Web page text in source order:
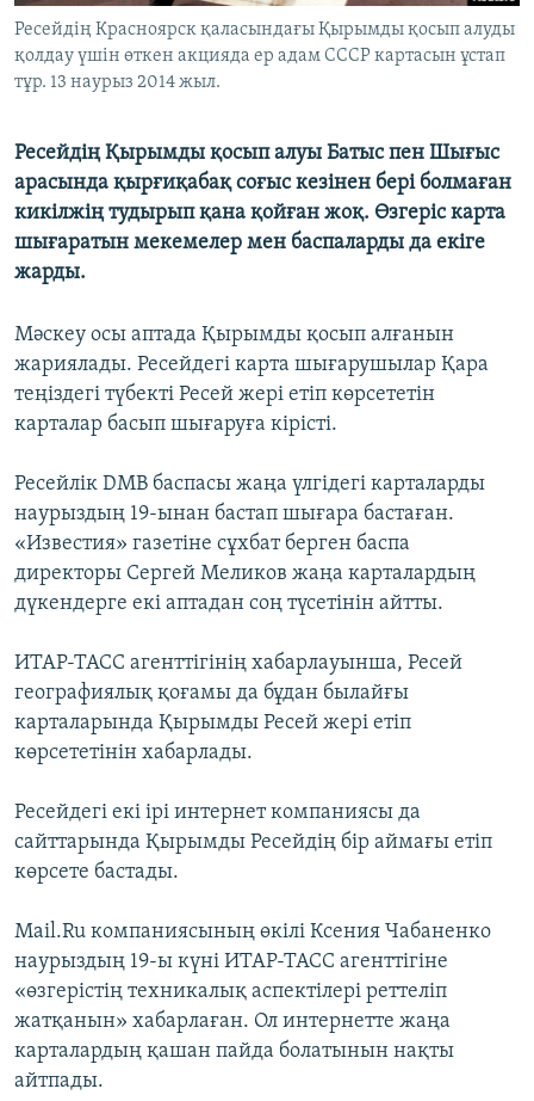
Басқа тілдерде
Ресейдің Красноярск қаласындағы Қырымды қосып алуды
қолдау үшін өткен акцияда ер адам СССР картасын ұстап
тұр. 13 наурыз 2014 жыл.
Ресейдің Қырымды қосып алуы Батыс пен Шығыс
арасында қырғиқабақ соғыс кезінен бері болмаған
кикілжің тудырып қана қойған жоқ. Өзгеріс карта
шығаратын мекемелер мен баспаларды да екіге
жарды.
Мәскеу осы аптада Қырымды қосып алғанын
жариялады. Ресейдегі карта шығарушылар Қара
теңіздегі түбекті Ресей жері етіп көрсететін
карталар басып шығаруға кірісті.
Ресейлік DMB баспасы жаңа үлгідегі карталарды
наурыздың 19-ынан бастап шығара бастаған.
«Известия» газетіне сұхбат берген баспа
директоры Сергей Меликов жаңа карталардың
дүкендерге екі аптадан соң түсетінін айтты.
ИТАР-ТАСС агенттігінің хабарлауынша, Ресей
географиялық қоғамы да бұдан былайғы
карталарында Қырымды Ресей жері етіп
көрсететінін хабарлады.
Ресейдегі екі ірі интернет компаниясы да
сайттарында Қырымды Ресейдің бір аймағы етіп
көрсете бастады.
Mail.Ru компаниясының өкілі Ксения Чабаненко
наурыздың 19-ы күні ИТАР-ТАСС агенттігіне
«өзгерістің техникалық аспектілері реттеліп
жатқанын» хабарлаған. Ол интернетте жаңа
карталардың қашан пайда болатынын нақты
айтпады.